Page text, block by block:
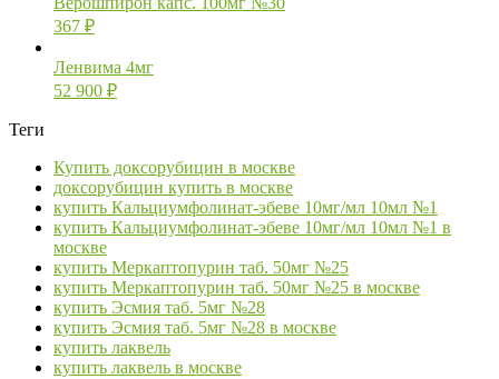
367 ₽
Ленвима 4мг
52 900 ₽
Теги
Купить доксорубицин в москве
доксорубицин купить в москве
купить Кальциумфолинат-эбеве 10мг/мл 10мл №1
купить Кальциумфолинат-эбеве 10мг/мл 10мл №1 в
москве
купить Меркаптопурин таб. 50мг №25
купить Меркаптопурин таб. 50мг №25 в москве
купить Эсмия таб. 5мг №28
купить Эсмия таб. 5мг №28 в москве
купить лаквель
купить лаквель в москве